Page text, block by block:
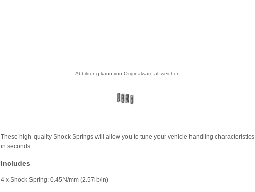
Abbildung kann von Originalware abweichen
These high-quality Shock Springs will allow you to tune your vehicle handling characteristics
in seconds.
Includes
4 x Shock Spring: 0.45N/mm (2.57lb/in)